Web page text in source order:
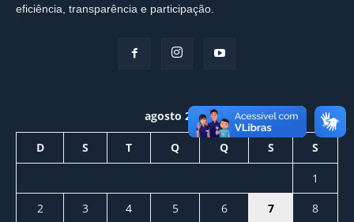
eficiência, transparência e participação.
agosto 2026
D S T Q Q S S
1
2
3 4 5 6 7
8